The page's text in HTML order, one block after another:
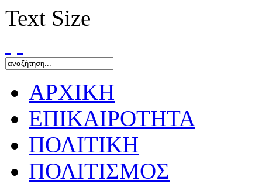
Text Size
ΑΡΧΙΚΗ
ΕΠΙΚΑΙΡΟΤΗΤΑ
ΠΟΛΙΤΙΚΗ
ΠΟΛΙΤΙΣΜΟΣ